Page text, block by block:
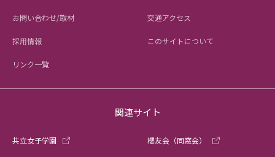
お問い合わせ/取材 交通アクセス
採用情報 このサイトについて
リンク一覧
関連サイト
共立女子学園 櫻友会（同窓会）